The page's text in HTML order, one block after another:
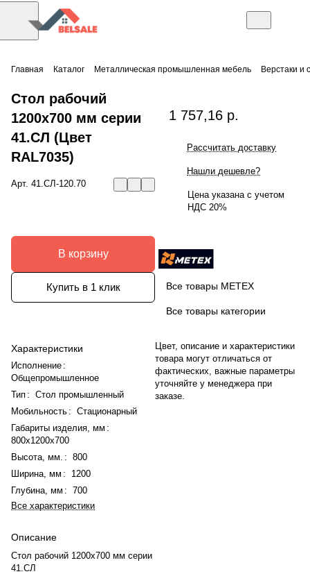
Главная Каталог Металлическая промышленная мебель Верстаки и
Стол рабочий
1200x700 мм серии
41.СЛ (Цвет
RAL7035)
Арт. 41.СЛ-120.70
В корзину
Купить в 1 клик
Характеристики
Исполнение :
Общепромышленное
Тип : Стол промышленный
Мобильность : Стационарный
Габариты изделия, мм :
800х1200х700
Высота, мм. : 800
Ширина, мм :
1200
Глубина, мм : 700
Все характеристики
Описание
Стол рабочий 1200x700 мм серии
41.СЛ
1 757,16 р.
Рассчитать доставку
Нашли дешевле?
Цена указана с учетом
НДС 20%
Все товары МЕТЕХ
Все товары категории
Цвет, описание и характеристики
товара могут отличаться от
фактических, важные параметры
уточняйте у менеджера при
заказе.